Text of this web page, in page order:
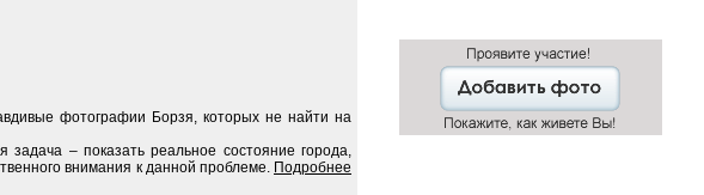
фотографии Борзя, которых не найти на
– показать реальное состояние города,
внимания к данной проблеме. Подробнее